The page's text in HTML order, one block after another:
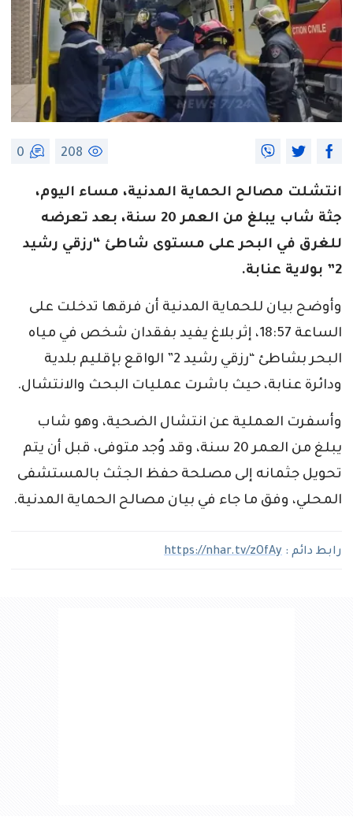
208
0
انتشلت مصالح الحماية المدنية، مساء اليوم،
جثة شاب يبلغ من العمر 20 سنة، بعد تعرضه
للغرق في البحر على مستوى شاطئ “رزقي رشيد
2” بولاية عنابة.
وأوضح بيان للحماية المدنية أن فرقها تدخلت على
الساعة 18:57، إثر بلاغ يفيد بفقدان شخص في مياه
البحر بشاطئ “رزقي رشيد 2” الواقع بإقليم بلدية
ودائرة عنابة، حيث باشرت عمليات البحث والانتشال.
وأسفرت العملية عن انتشال الضحية، وهو شاب
يبلغ من العمر 20 سنة، وقد وُجد متوفى، قبل أن يتم
تحويل جثمانه إلى مصلحة حفظ الجثث بالمستشفى
المحلي، وفق ما جاء في بيان مصالح الحماية المدنية.
رابط دائم : https://nhar.tv/zOfAy